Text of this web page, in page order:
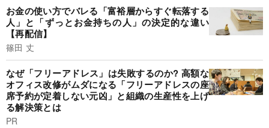
お金の使い方でバレる「富裕層からすぐ転落する
人」と「ずっとお金持ちの人」の決定的な違い
【再配信】
篠田 丈
なぜ「フリーアドレス」は失敗するのか? 高額な
オフィス改修がムダになる「フリーアドレスの座
席予約が定着しない元凶」と組織の生産性を上げ
る解決策とは
PR